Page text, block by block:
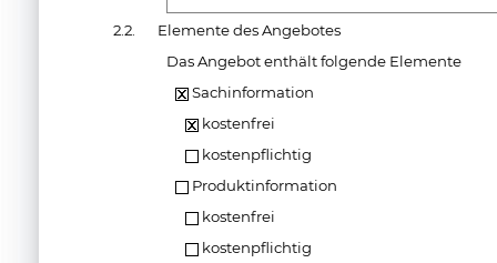
2.2.
Elemente des Angebotes
Das Angebot enthält folgende Elemente
Sachinformation
kostenfrei
kostenpflichtig
Produktinformation
kostenfrei
kostenpflichtig